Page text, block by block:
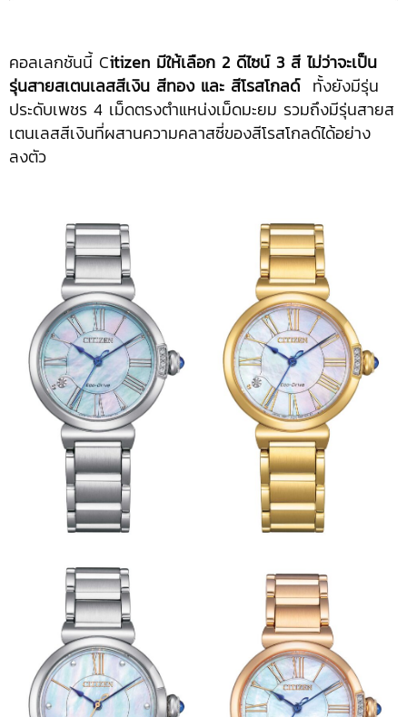
คอลเลกชันนี้ Citizen มีให้เลือก 2 ดีไซน์ 3 สี ไม่ว่าจะเป็น
รุ่นสายสเตนเลสสีเงิน สีทอง และ สีโรสโกลด์ทั้งยังมีรุ่น
ประดับเพชร 4 เม็ดตรงตำแหน่งเม็ดมะยม รวมถึงมีรุ่นสายส
เตนเลสสีเงินที่ผสานความคลาสซี่ของสีโรสโกลด์ได้อย่าง
ลงตัว